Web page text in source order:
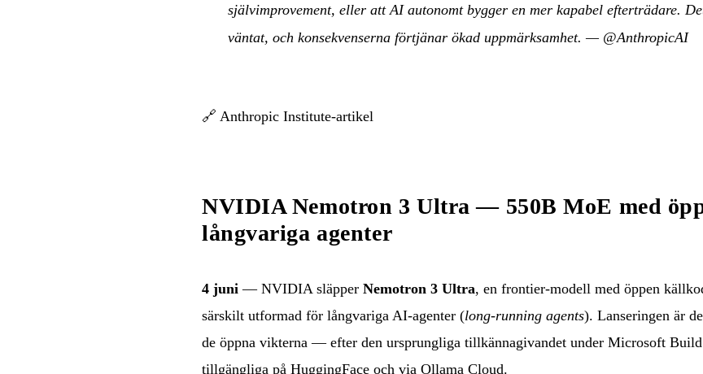
självimprovement, eller att AI autonomt bygger en mer kapabel efterträdare.
väntat, och konsekvenserna förtjänar ökad uppmärksamhet. — @AnthropicAI
🔗 Anthropic Institute-artikel
NVIDIA Nemotron 3 Ultra — 550B MoE med
långvariga agenter
4 juni — NVIDIA släpper Nemotron 3 Ultra, en frontier-modell med öppen
särskilt utformad för långvariga AI-agenter (long-running agents). Lanseringen är
de öppna vikterna — efter den ursprungliga tillkännagivandet under Microsoft
tillgängliga på HuggingFace och via Ollama Cloud.